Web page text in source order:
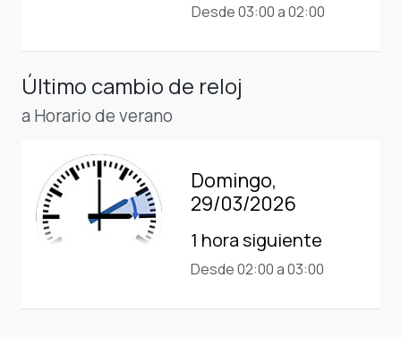
Desde 03:00 a 02:00
Último cambio de reloj
a Horario de verano
Domingo,
29/03/2026
1 hora siguiente
Desde 02:00 a 03:00